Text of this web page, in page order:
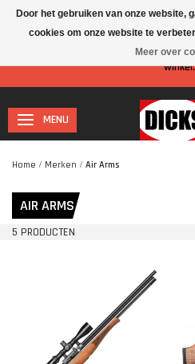
Let op: I.v.m. de zomervakantie is er
winkel.
MENU
Home / Merken / Air Arms
AIR ARMS
5 PRODUCTEN
Door het gebruiken van onze website,
cookies om onze website te
Meer over